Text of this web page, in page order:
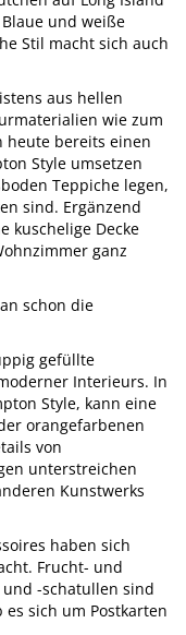
und weiße
Stil macht sich auch
aus hellen
wie zum
heute bereits einen
Style umsetzen
Teppiche legen,
sind. Ergänzend
kuschelige Decke
ganz
schon die
gefüllte
Interieurs. In
Style, kann eine
orangefarbenen
von
unterstreichen
Kunstwerks
haben sich
Frucht- und
-schatullen sind
sich um Postkarten